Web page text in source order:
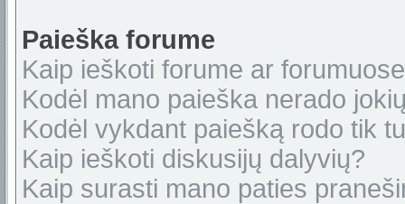
Paieška forume
Kaip ieškoti forume ar
Kodėl mano paieška nerado
Kodėl vykdant paiešką rodo tik
Kaip ieškoti diskusijų dalyvių?
Kaip surasti mano paties